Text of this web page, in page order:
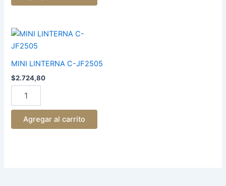
MINI LINTERNA C-JF2505
$2.724,80
MINI
LINTERNA
JF2505
Agregar al carrito